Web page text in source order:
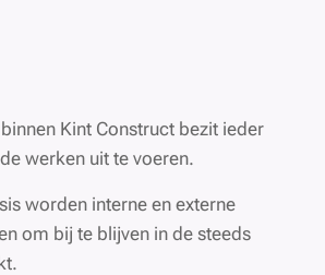
Kint Construct bezit ieder
werken uit te voeren.
worden interne en externe
om bij te blijven in de steeds